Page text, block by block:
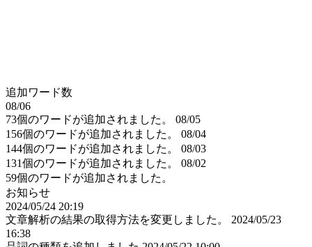
追加ワード数
08/06
73個のワードが追加されました。
08/05
156個のワードが追加されました。
08/04
144個のワードが追加されました。
08/03
131個のワードが追加されました。
08/02
59個のワードが追加されました。
お知らせ
2024/05/24 20:19
文章解析の結果の取得方法を変更しました。
2024/05/23
16:38